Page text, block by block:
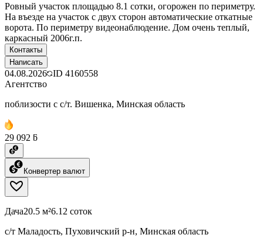
Ровный участок площадью 8.1 сотки, огорожен по периметру.
На въезде на участок с двух сторон автоматические откатные
ворота. По периметру видеонаблюдение. Дом очень теплый,
каркасный 2006г.п.
Контакты
Написать
04.08.2026 ID 4160558
Агентство
поблизости с с/т. Вишенка, Минская область
29 092 ƃ
Конвертер валют
Дача20.5 м²6.12 соток
с/т Маладость, Пуховичский р-н, Минская область